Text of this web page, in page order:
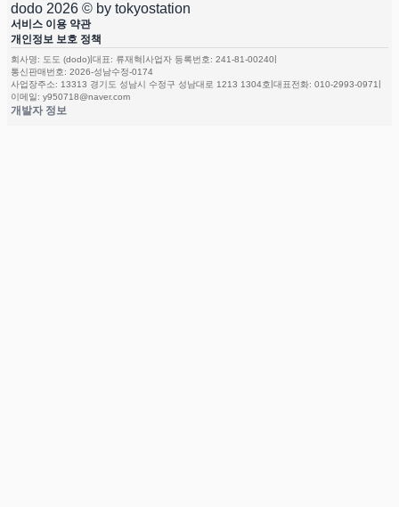
dodo 2026 © by tokyostation
서비스 이용 약관
개인정보 보호 정책
회사명: 도도 (dodo)|대표: 류재혁|사업자 등록번호: 241-81-00240|
통신판매번호: 2026-성남수정-0174
사업장주소: 13313 경기도 성남시 수정구 성남대로 1213 1304호|대표전화: 010-2993-0971 |
이메일: y950718@naver.com
개발자 정보